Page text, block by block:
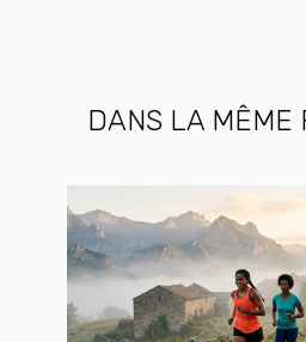
DANS LA MÊME